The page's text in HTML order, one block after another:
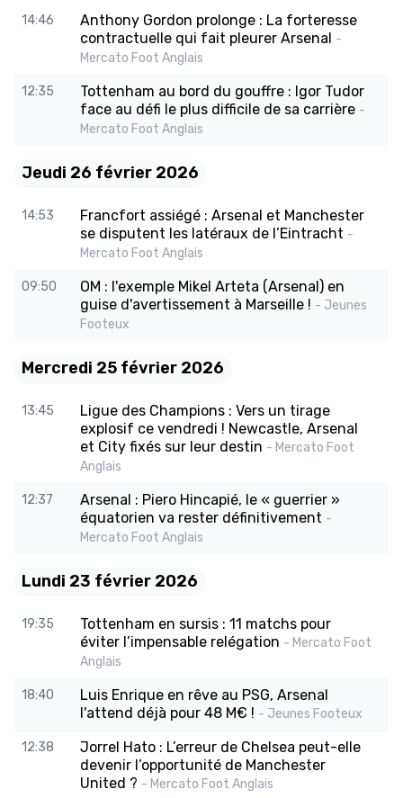
14:46
Anthony Gordon prolonge : La forteresse
contractuelle qui fait pleurer Arsenal -
Mercato Foot Anglais
12:35
Tottenham au bord du gouffre : Igor Tudor
face au défi le plus difficile de sa carrière -
Mercato Foot Anglais
Jeudi 26 février 2026
14:53
Francfort assiégé : Arsenal et Manchester
se disputent les latéraux de l’Eintracht -
Mercato Foot Anglais
09:50
OM : l'exemple Mikel Arteta (Arsenal) en
guise d'avertissement à Marseille ! - Jeunes
Footeux
Mercredi 25 février 2026
13:45
Ligue des Champions : Vers un tirage
explosif ce vendredi ! Newcastle, Arsenal
et City fixés sur leur destin - Mercato Foot
Anglais
12:37
Arsenal : Piero Hincapié, le « guerrier »
équatorien va rester définitivement -
Mercato Foot Anglais
Lundi 23 février 2026
19:35
Tottenham en sursis : 11 matchs pour
éviter l’impensable relégation - Mercato Foot
Anglais
18:40
Luis Enrique en rêve au PSG, Arsenal
l'attend déjà pour 48 M€ ! - Jeunes Footeux
12:38
Jorrel Hato : L’erreur de Chelsea peut-elle
devenir l’opportunité de Manchester
United ? - Mercato Foot Anglais